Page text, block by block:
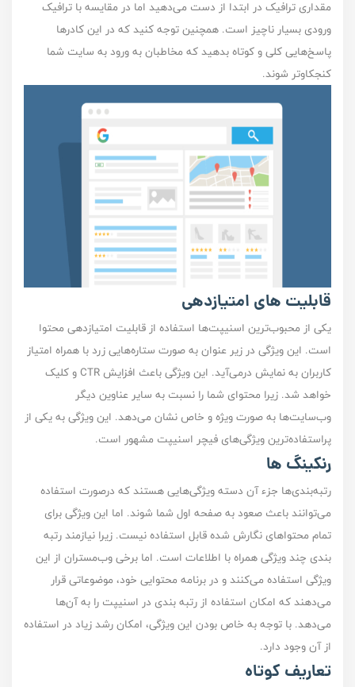
مقداری ترافیک در ابتدا از دست می‌دهید اما در مقایسه با ترافیک
ورودی بسیار ناچیز است. همچنین توجه کنید که در این کادر‌ها
پاسخ‌هایی کلی و کوتاه بدهید که مخاطبان به ورود به سایت‌ شما
کنجکاو‌تر شوند.
قابلیت‌ های امتیاز‌دهی
یکی از محبوب‌ترین اسنیپت‌ها استفاده از قابلیت امتیاز‌دهی محتوا
است. این ویژگی در زیر عنوان به صورت ستاره‌هایی زرد با همراه امتیاز
کاربران به نمایش در‌می‌آید. این ویژگی باعث افزایش CTR و کلیک
خواهد شد. زیرا محتوای شما را نسبت به سایر عناوین دیگر
وب‌سایت‌ها به صورت ویژه و خاص نشان می‌دهد. این ویژگی به یکی از
پراستفاده‌ترین ویژگی‌های فیچر اسنیپت مشهور است.
رنکینگ‌ ها
رتبه‌بندی‌ها جزء آن دسته ویژگی‌هایی هستند که درصورت استفاده
می‌توانند باعث صعود به صفحه اول شما شوند. اما این ویژگی برای
تمام محتوا‌های نگارش شده قابل استفاده نیست. زیرا نیازمند رتبه
بندی چند ویژگی همراه با اطلاعات است. اما برخی وب‌مستران از این
ویژگی استفاده می‌کنند و در برنامه محتوایی خود، موضوعاتی قرار
می‌دهند که امکان استفاده از رتبه بندی در اسنیپت را به آن‌ها
می‌دهد. با توجه به خاص بودن این ویژگی، امکان رشد زیاد در استفاده
از آن وجود دارد.
تعاریف کوتاه